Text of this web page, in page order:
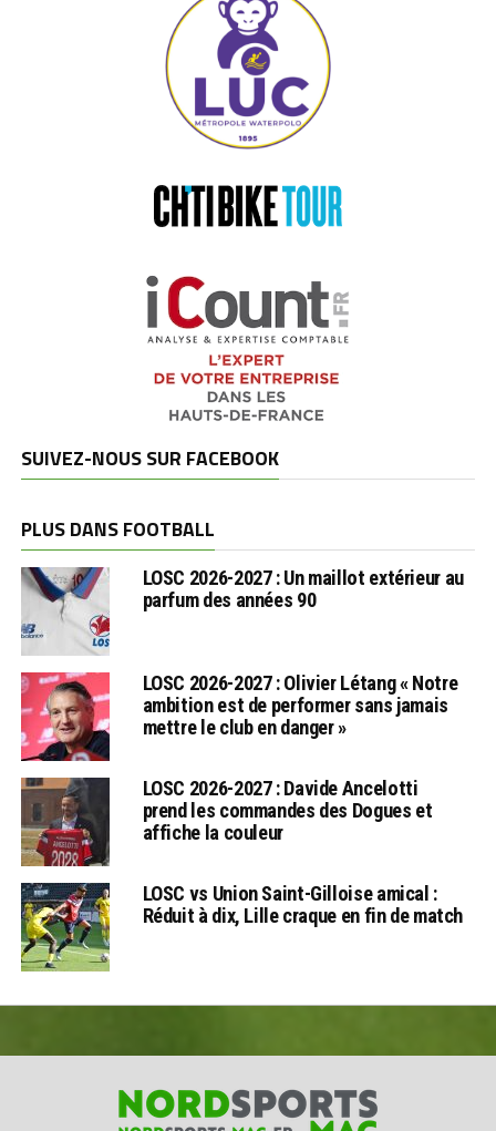
SUIVEZ-NOUS SUR FACEBOOK
PLUS DANS FOOTBALL
LOSC 2026-2027 : Un maillot extérieur au
parfum des années 90
LOSC 2026-2027 : Olivier Létang « Notre
ambition est de performer sans jamais
mettre le club en danger »
LOSC 2026-2027 : Davide Ancelotti
prend les commandes des Dogues et
affiche la couleur
LOSC vs Union Saint-Gilloise amical :
Réduit à dix, Lille craque en fin de match